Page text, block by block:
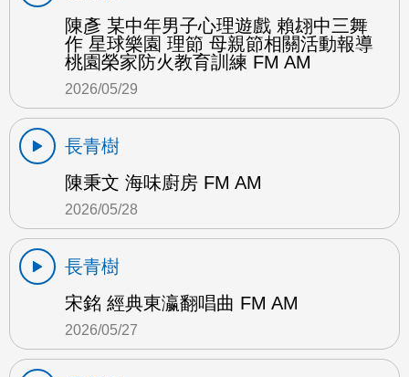
陳彥 某中年男子心理遊戲 賴翃中三舞
作 星球樂園 理節 母親節相關活動報導
桃園榮家防火教育訓練 FM AM
2026/05/29
長青樹
陳秉文 海味廚房 FM AM
2026/05/28
長青樹
宋銘 經典東瀛翻唱曲 FM AM
2026/05/27